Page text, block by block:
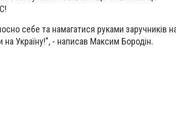
себе та намагатися руками заручників
на Україну!", - написав Максим Бородін.